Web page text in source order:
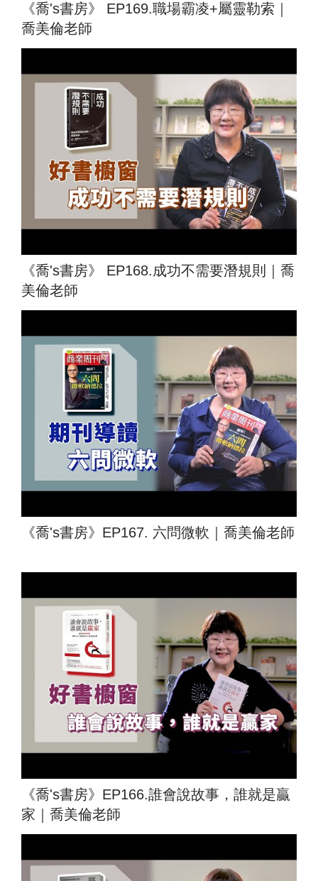
《喬's書房》 EP169.職場霸凌+屬靈勒索｜
喬美倫老師
《喬's書房》 EP168.成功不需要潛規則｜喬
美倫老師
《喬's書房》EP167. 六問微軟｜喬美倫老師
《喬's書房》EP166.誰會說故事，誰就是贏
家｜喬美倫老師